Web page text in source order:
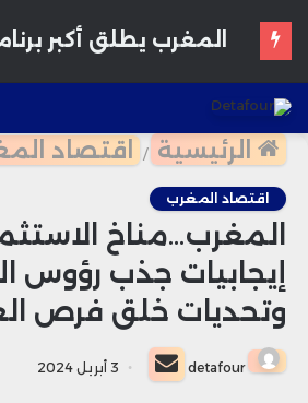
الرئيسية / اقتصاد
اقتصاد المغرب
المغرب…مناخ
إيجابيات جذب رؤوس
وتحديات خلق فرص
detafour
أرسل
بريدا
3 أبريل 2024